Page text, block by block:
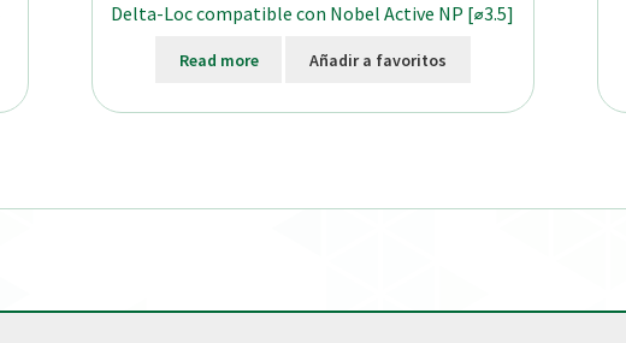
Delta-Loc compatible con Nobel Active NP [⌀3.5]
Read more Añadir a favoritos